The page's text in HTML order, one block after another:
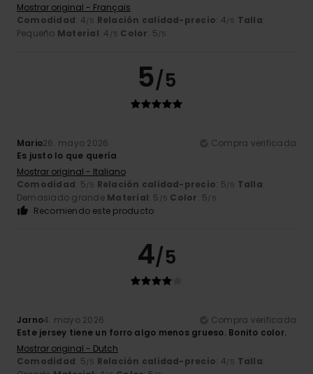
Mostrar original - Français
Comodidad: 4/5 Relación calidad-precio: 4/5 Talla:
Pequeño Material: 4 /5 Color: 5/5
5/5
Mario26. mayo 2026
Compra verificada
Es justo lo que quería
Mostrar original - Italiano
Comodidad: 5/5 Relación calidad-precio: 5/5 Talla:
Demasiado grande Material: 5 /5 Color: 5/5
Recomiendo este producto
4/5
Jarno4. mayo 2026
Compra verificada
Este jersey tiene un forro algo menos grueso. Bonito color.
Mostrar original - Dutch
Comodidad: 5/5 Relación calidad-precio: 4/5 Talla: